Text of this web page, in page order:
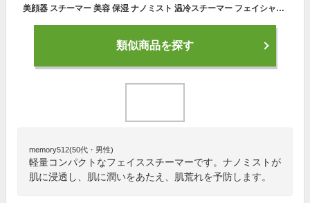
美顔器 スチーマー 美容 保湿 ナノミスト 温冷スチーマー フェイシャル 肌ケア 潤い 肌荒れ コンパクト 軽量 乾燥対策 乾燥肌 浸透 美容家電 ギフト おしゃれ 保湿ケア 業務用 顔 衣類 美肌ケア フェイスケア ヘアケア 毛穴ケア 美容家電 保湿 補水 潤い 乾燥携帯加湿器
類似商品を探す
memory512(50代・男性)
軽量コンパクトなフェイススチーマーです。ナノミストが
肌に浸透し、肌に潤いをあたえ、肌荒れを予防します。